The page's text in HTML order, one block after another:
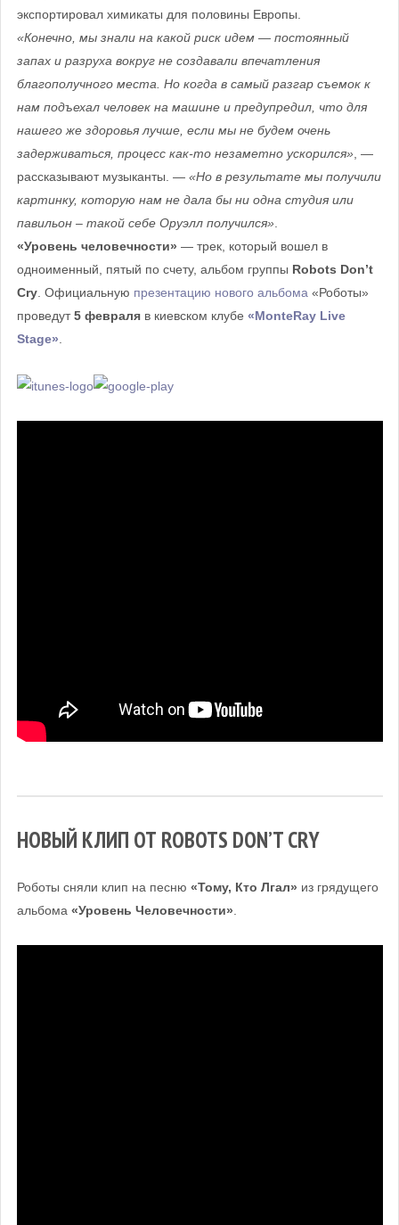
экспортировал химикаты для половины Европы.
«Конечно, мы знали на какой риск идем — постоянный
запах и разруха вокруг не создавали впечатления
благополучного места. Но когда в самый разгар съемок к
нам подъехал человек на машине и предупредил, что для
нашего же здоровья лучше, если мы не будем очень
задерживаться, процесс как-то незаметно ускорился», —
рассказывают музыканты. — «Но в результате мы получили
картинку, которую нам не дала бы ни одна студия или
павильон – такой себе Оруэлл получился».
«Уровень человечности» — трек, который вошел в
одноименный, пятый по счету, альбом группы Robots Don’t
Cry. Официальную презентацию нового альбома«Роботы»
проведут5 февраляв киевском клубе «MonteRay Live
Stage».
НОВЫЙ КЛИП ОТ ROBOTS DON’T CRY
Роботы сняли клип на песню «Тому, Кто Лгал» из грядущего
альбома «Уровень Человечности»